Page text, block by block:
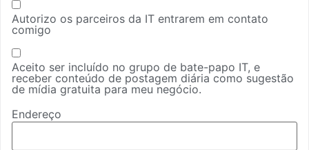
Autorizo os parceiros da IT entrarem em contato
comigo
Aceito ser incluído no grupo de bate-papo IT, e
receber conteúdo de postagem diária como sugestão
de mídia gratuita para meu negócio.
Endereço